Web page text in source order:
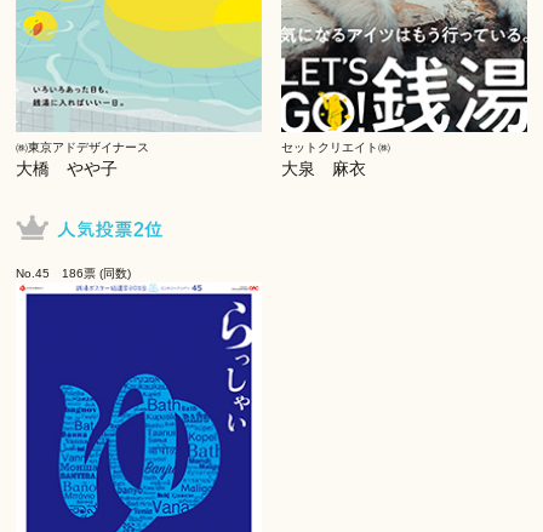
㈱東京アドデザイナース
大橋 やや子
セットクリエイト㈱
大泉 麻衣
No.45 186票 (同数)